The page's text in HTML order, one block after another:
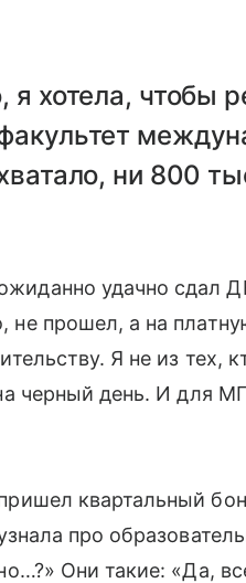
хотела, чтобы
ни 800
удачно сдал
не прошел, а на
Я не из тех,
черный день. И для
квартальный
про
Они такие: «Да,